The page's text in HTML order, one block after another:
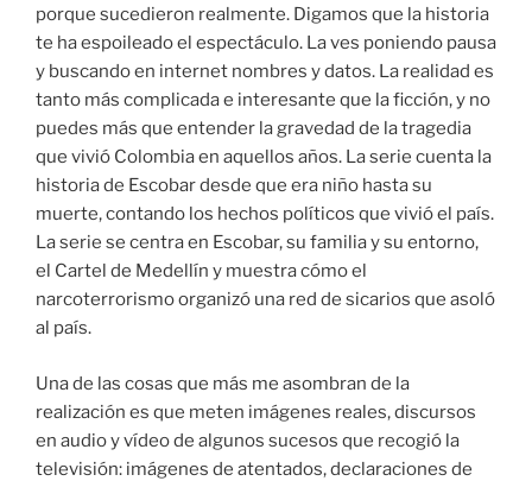
porque sucedieron realmente. Digamos que la historia
te ha espoileado el espectáculo. La ves poniendo pausa
y buscando en internet nombres y datos. La realidad es
tanto más complicada e interesante que la ficción, y no
puedes más que entender la gravedad de la tragedia
que vivió Colombia en aquellos años. La serie cuenta la
historia de Escobar desde que era niño hasta su
muerte, contando los hechos políticos que vivió el país.
La serie se centra en Escobar, su familia y su entorno,
el Cartel de Medellín y muestra cómo el
narcoterrorismo organizó una red de sicarios que asoló
al país.
Una de las cosas que más me asombran de la
realización es que meten imágenes reales, discursos
en audio y vídeo de algunos sucesos que recogió la
televisión: imágenes de atentados, declaraciones de